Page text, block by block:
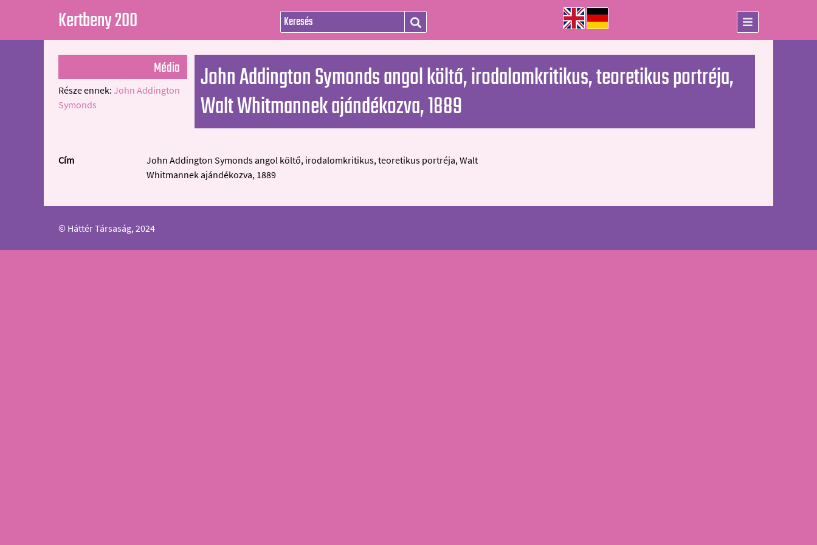
Kertbeny 200
John Addington Symonds angol költő, irodalomkritikus, teoretikus portréja,
Walt Whitmannek ajándékozva, 1889
Média
Része ennek: John Addington
Symonds
Cím
John Addington Symonds angol költő, irodalomkritikus, teoretikus portréja, Walt
Whitmannek ajándékozva, 1889
© Háttér Társaság, 2024